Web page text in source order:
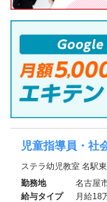
児童指導員・社
ステラ幼児教室 名駅
勤務地
名古屋
給与タイプ
月給18